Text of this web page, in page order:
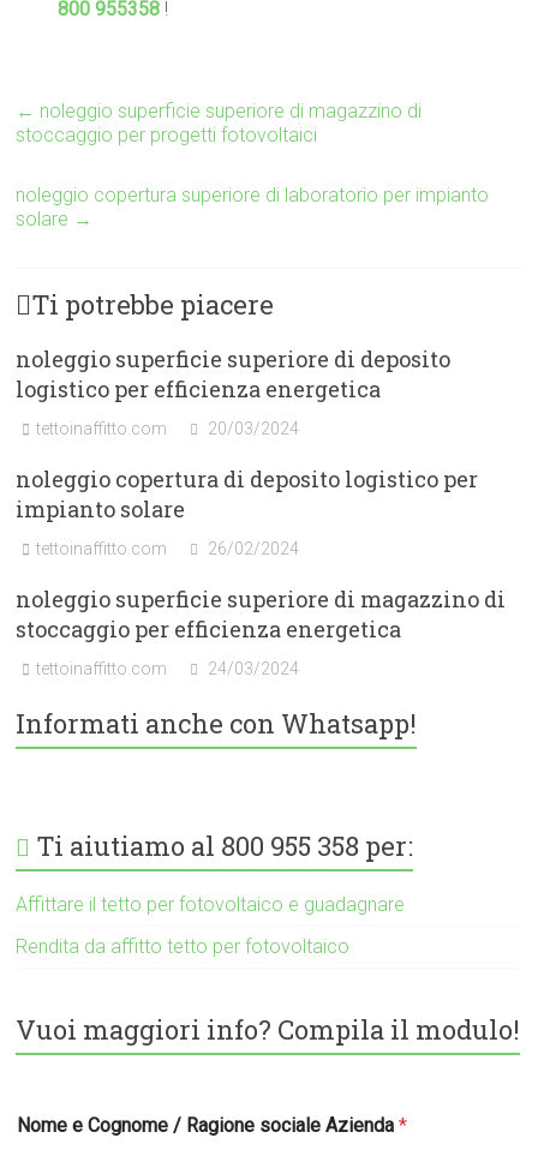
800 955358 !
← noleggio superficie superiore di magazzino di
stoccaggio per progetti fotovoltaici
noleggio copertura superiore di laboratorio per impianto
solare →
Ti potrebbe piacere
noleggio superficie superiore di deposito
logistico per efficienza energetica
tettoinaffitto.com 20/03/2024
noleggio copertura di deposito logistico per
impianto solare
tettoinaffitto.com 26/02/2024
noleggio superficie superiore di magazzino di
stoccaggio per efficienza energetica
tettoinaffitto.com 24/03/2024
Informati anche con Whatsapp!
Ti aiutiamo al 800 955 358 per:
Affittare il tetto per fotovoltaico e guadagnare
Rendita da affitto tetto per fotovoltaico
Vuoi maggiori info? Compila il modulo!
Nome e Cognome / Ragione sociale Azienda*